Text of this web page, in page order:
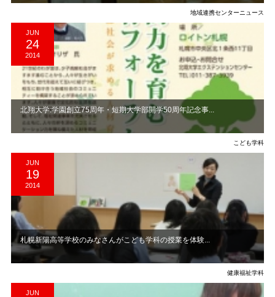
地域連携センターニュース
JUN
24
2014
北翔大学:学園創立75周年・短期大学部開学50周年記念事...
こども学科
JUN
19
2014
札幌新陽高等学校のみなさんがこども学科の授業を体験...
健康福祉学科
JUN